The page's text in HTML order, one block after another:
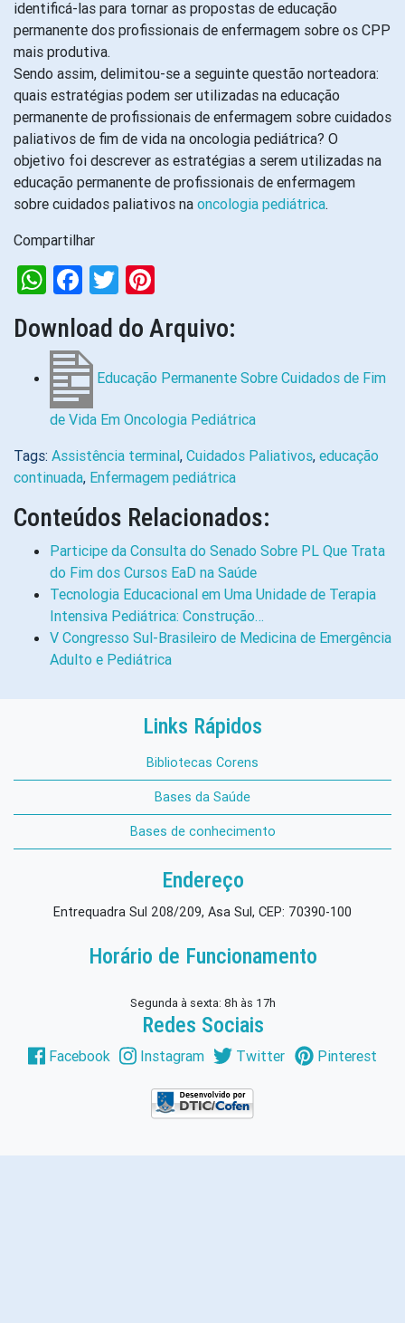
identificá-las para tornar as propostas de educação
permanente dos profissionais de enfermagem sobre os CPP
mais produtiva.
Sendo assim, delimitou-se a seguinte questão norteadora:
quais estratégias podem ser utilizadas na educação
permanente de profissionais de enfermagem sobre cuidados
paliativos de fim de vida na oncologia pediátrica? O
objetivo foi descrever as estratégias a serem utilizadas na
educação permanente de profissionais de enfermagem
sobre cuidados paliativos na oncologia pediátrica.
Compartilhar
WhatsApp
Facebook
Twitter
Download do Arquivo:
Educação Permanente Sobre Cuidados de Fim
de Vida Em Oncologia Pediátrica
Tags: Assistência terminal, Cuidados Paliativos, educação
continuada, Enfermagem pediátrica
Conteúdos Relacionados:
Participe da Consulta do Senado Sobre PL Que Trata
do Fim dos Cursos EaD na Saúde
Tecnologia Educacional em Uma Unidade de Terapia
Intensiva Pediátrica: Construção…
V Congresso Sul-Brasileiro de Medicina de Emergência
Adulto e Pediátrica
Links Rápidos
Bibliotecas Corens
Bases da Saúde
Bases de conhecimento
Endereço
Entrequadra Sul 208/209, Asa Sul, CEP: 70390-100
Horário de Funcionamento
Segunda à sexta: 8h às 17h
Redes Sociais
Facebook Instagram Twitter Pinterest